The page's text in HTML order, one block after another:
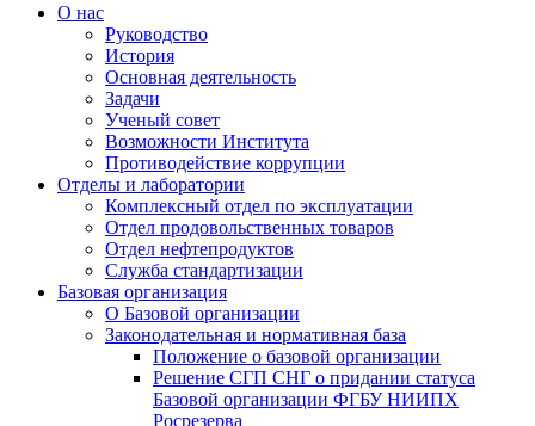
О нас
Руководство
История
Основная деятельность
Задачи
Ученый совет
Возможности Института
Противодействие коррупции
Отделы и лаборатории
Комплексный отдел по эксплуатации
Отдел продовольственных товаров
Отдел нефтепродуктов
Служба стандартизации
Базовая организация
О Базовой организации
Законодательная и нормативная база
Положение о базовой организации
Решение СГП СНГ о придании статуса
Базовой организации ФГБУ НИИПХ
Росрезерва